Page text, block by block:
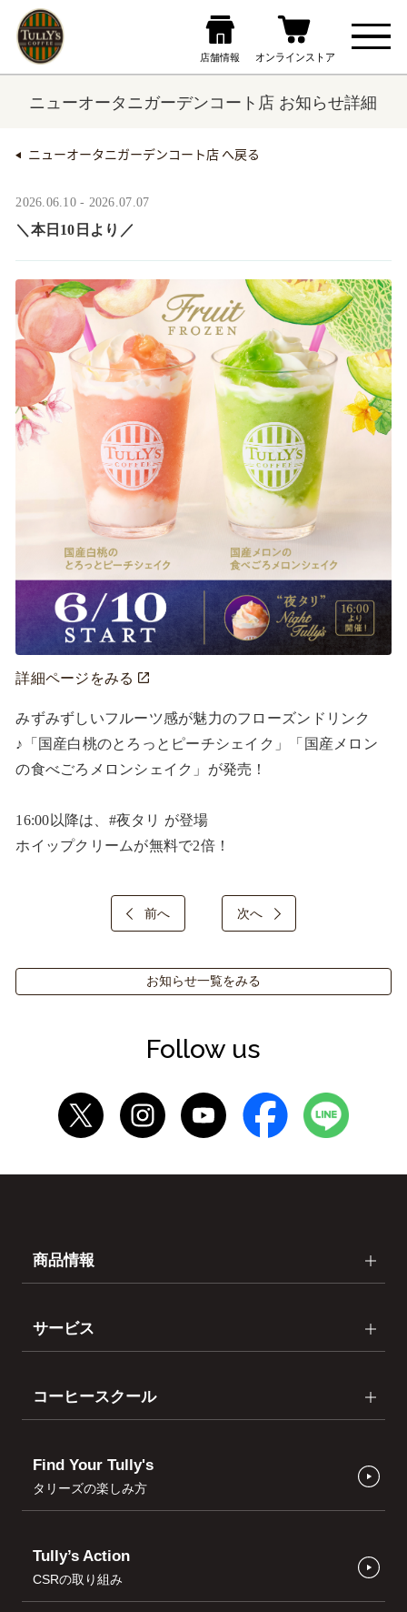
ニューオータニガーデンコート店 お知らせ詳細
ニューオータニガーデンコート店 へ戻る
2026.06.10 - 2026.07.07
＼本日10日より／
詳細ページをみる
みずみずしいフルーツ感が魅力のフローズンドリンク
♪「国産白桃のとろっとピーチシェイク」「国産メロン
の食べごろメロンシェイク」が発売！
16:00以降は、#夜タリ が登場
ホイップクリームが無料で2倍！
前へ 次へ
お知らせ一覧をみる
Follow us
商品情報
サービス
コーヒースクール
Find Your Tully's
タリーズの楽しみ方
Tully’s Action
CSRの取り組み